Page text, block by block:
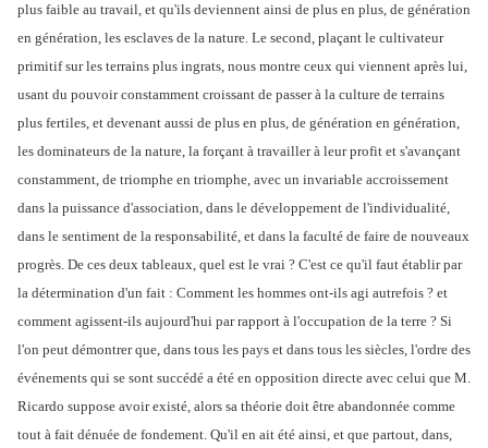
plus faible au travail, et qu'ils deviennent ainsi de plus en plus, de génération
en génération, les esclaves de la nature. Le second, plaçant le cultivateur
primitif sur les terrains plus ingrats, nous montre ceux qui viennent après lui,
usant du pouvoir constamment croissant de passer à la culture de terrains
plus fertiles, et devenant aussi de plus en plus, de génération en génération,
les dominateurs de la nature, la forçant à travailler à leur profit et s'avançant
constamment, de triomphe en triomphe, avec un invariable accroissement
dans la puissance d'association, dans le développement de l'individualité,
dans le sentiment de la responsabilité, et dans la faculté de faire de nouveaux
progrès. De ces deux tableaux, quel est le vrai ? C'est ce qu'il faut établir par
la détermination d'un fait : Comment les hommes ont-ils agi autrefois ? et
comment agissent-ils aujourd'hui par rapport à l'occupation de la terre ? Si
l'on peut démontrer que, dans tous les pays et dans tous les siècles, l'ordre des
événements qui se sont succédé a été en opposition directe avec celui que M.
Ricardo suppose avoir existé, alors sa théorie doit être abandonnée comme
tout à fait dénuée de fondement. Qu'il en ait été ainsi, et que partout, dans,